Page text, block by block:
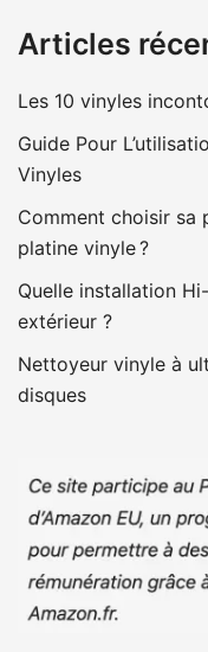
Articles
Les 10 vinyles
Guide Pour
Vinyles
Comment choisir sa
platine vinyle ?
Quelle installation
extérieur ?
Nettoyeur vinyle à
disques